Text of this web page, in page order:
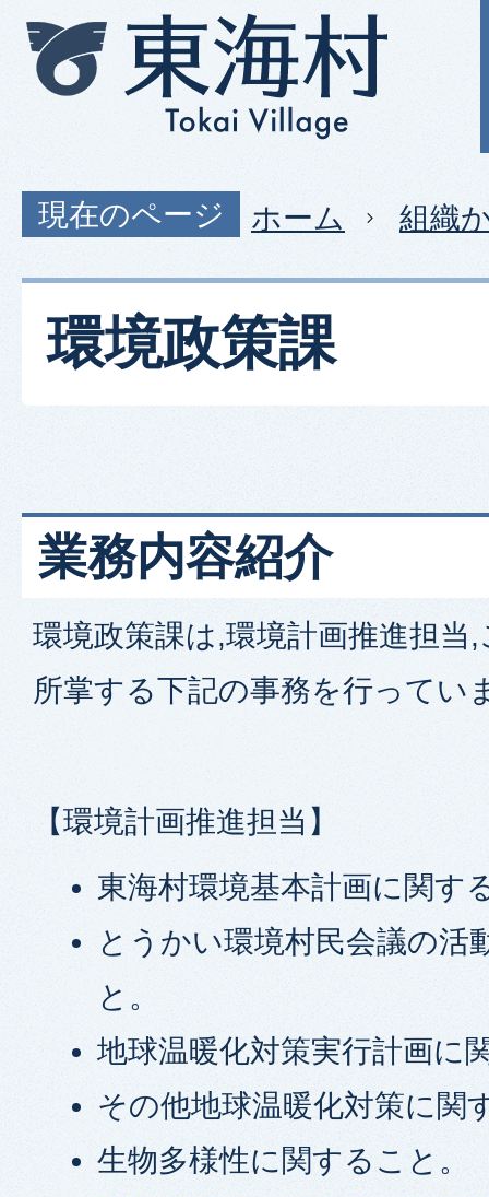
現在のページ ホーム 組織
環境政策課
業務内容紹介
環境政策課は,環境計画推進担当
所掌する下記の事務を行ってい
【環境計画推進担当】
東海村環境基本計画に関す
とうかい環境村民会議の活
と。
地球温暖化対策実行計画に
その他地球温暖化対策に関
生物多様性に関すること。